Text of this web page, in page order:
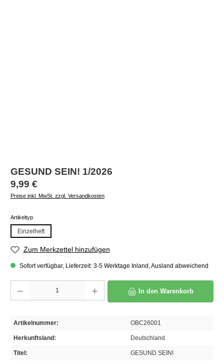
GESUND SEIN! 1/2026
Regulärer Preis:
9,99 €
Preise inkl. MwSt. zzgl. Versandkosten
Artikeltypauswählen
Einzelheft
Zum Merkzettel hinzufügen
Sofort verfügbar, Lieferzeit: 3-5 Werktage Inland, Ausland abweichend
In den Warenkorb
Artikelnummer: OBC26001
Herkunftsland: Deutschland
Titel: GESUND SEIN!